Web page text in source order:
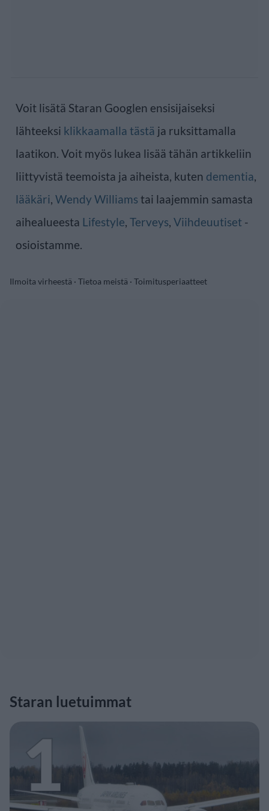
Voit lisätä Staran Googlen ensisijaiseksi
lähteeksi klikkaamalla tästä ja ruksittamalla
laatikon. Voit myös lukea lisää tähän artikkeliin
liittyvistä teemoista ja aiheista, kuten dementia,
lääkäri, Wendy Williams tai laajemmin samasta
aihealueesta Lifestyle, Terveys, Viihdeuutiset -
osioistamme.
Ilmoita virheestä · Tietoa meistä · Toimitusperiaatteet
Staran luetuimmat
1